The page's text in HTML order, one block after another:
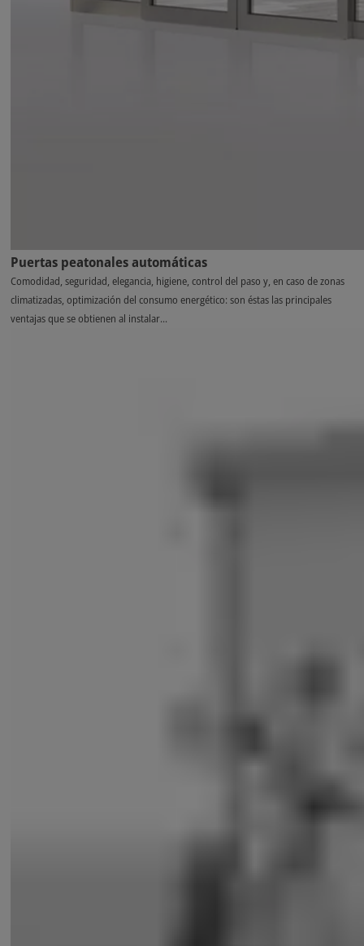
Puertas peatonales automáticas
Comodidad, seguridad, elegancia, higiene, control del paso y, en caso de zonas
climatizadas, optimización del consumo energético: son éstas las principales
ventajas que se obtienen al instalar...